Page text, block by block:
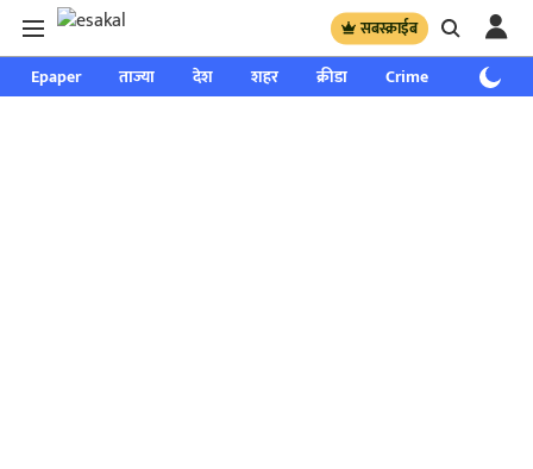
सबस्क्राईब
Epaper ताज्या देश शहर क्रीडा Crime साप्ताहिक